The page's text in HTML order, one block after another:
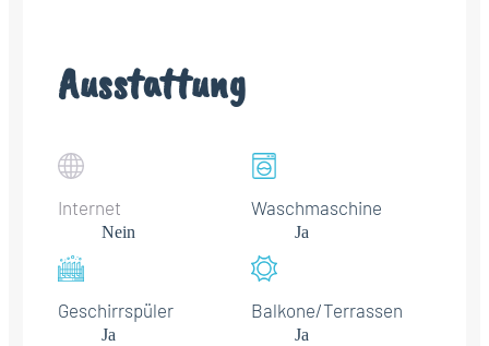
Ausstattung
Internet
Nein
Waschmaschine
Ja
Geschirrspüler
Ja
Balkone/Terrassen
Ja